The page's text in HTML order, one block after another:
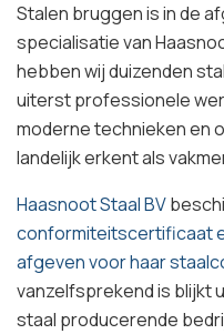
Stalen bruggen is in de
specialisatie van
hebben wij duizenden
uiterst professionele
moderne technieken en
landelijk erkent als
Haasnoot Staal BV
conformiteitscertificaat
afgeven voor haar
vanzelfsprekend is blijkt
staal producerende